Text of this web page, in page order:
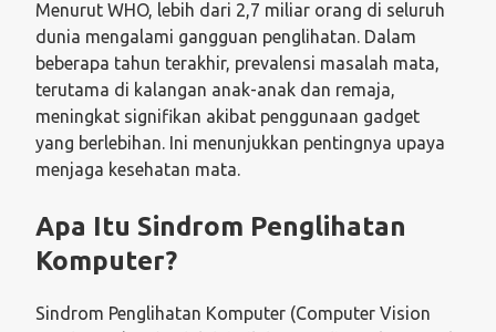
Menurut WHO, lebih dari 2,7 miliar orang di seluruh
dunia mengalami gangguan penglihatan. Dalam
beberapa tahun terakhir, prevalensi masalah mata,
terutama di kalangan anak-anak dan remaja,
meningkat signifikan akibat penggunaan gadget
yang berlebihan. Ini menunjukkan pentingnya upaya
menjaga kesehatan mata.
Apa Itu Sindrom Penglihatan
Komputer?
Sindrom Penglihatan Komputer (Computer Vision